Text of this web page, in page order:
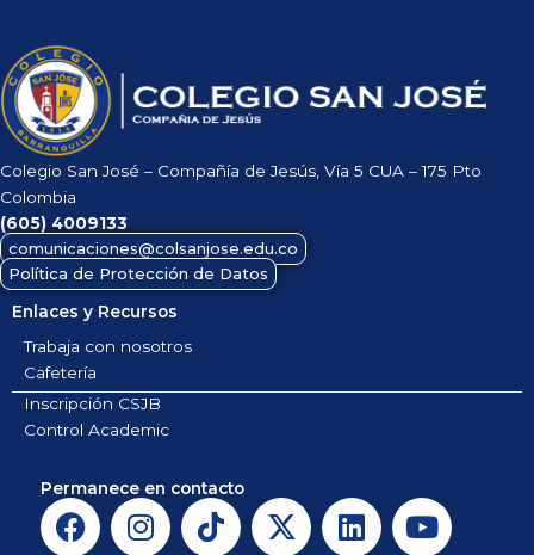
Colegio San José – Compañía de Jesús, Vía 5 CUA – 175 Pto
Colombia
(605) 4009133
comunicaciones@colsanjose.edu.co
Política de Protección de Datos
Enlaces y Recursos
Trabaja con nosotros
Cafetería
Inscripción CSJB
Control Academic
Permanece en contacto
F
a
I
n
T
i
X
-
L
i
Y
o